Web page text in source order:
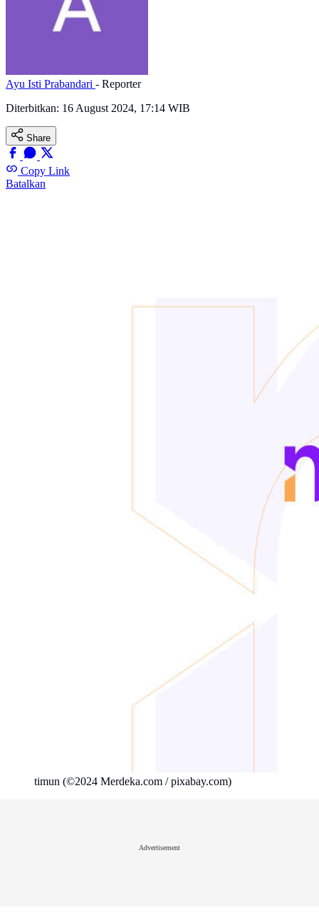
Ayu Isti Prabandari - Reporter
Diterbitkan: 16 August 2024, 17:14 WIB
Share
Copy Link
Batalkan
timun (©2024 Merdeka.com / pixabay.com)
Advertisement